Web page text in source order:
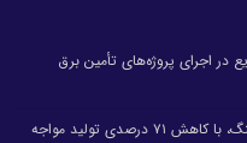
در اجرای پروژه‌های تأمین برق
پتروشیمی اروند پس از اختلالات ناشی از جنگ، با کاهش ۷۱ درصدی تولید مواجه